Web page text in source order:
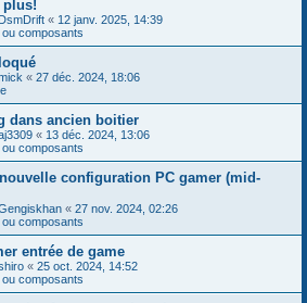
plus!
DsmDrift « 12 janv. 2025, 14:39
composants
« 27 déc. 2024, 18:06
dans ancien boitier
« 13 déc. 2024, 13:06
composants
configuration PC gamer (mid-
« 27 nov. 2024, 02:26
composants
entrée de game
« 25 oct. 2024, 14:52
composants